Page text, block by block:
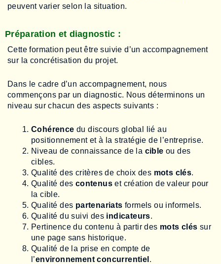
peuvent varier selon la situation.
Préparation et diagnostic :
Cette formation peut être suivie d’un accompagnement
sur la concrétisation du projet.
Dans le cadre d’un accompagnement, nous
commençons par un diagnostic. Nous déterminons un
niveau sur chacun des aspects suivants :
Cohérence du discours global lié au
positionnement et à la stratégie de l’entreprise.
Niveau de connaissance de la cible ou des
cibles.
Qualité des critères de choix des mots clés.
Qualité des contenuset création de valeur pour
la cible.
Qualité des partenariats formels ou informels.
Qualité du suivi des indicateurs.
Pertinence du contenu à partir des mots clés sur
une page sans historique.
Qualité de la prise en compte de
l’environnement concurrentiel .